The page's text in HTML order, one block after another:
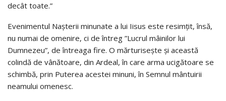
decât toate.”
Evenimentul Naşterii minunate a lui Iisus este resimţit, însă,
nu numai de omenire, ci de întreg ”Lucrul mâinilor lui
Dumnezeu”, de întreaga fire. O mărturiseşte şi această
colindă de vânătoare, din Ardeal, în care arma ucigătoare se
schimbă, prin Puterea acestei minuni, în Semnul mântuirii
neamului omenesc.